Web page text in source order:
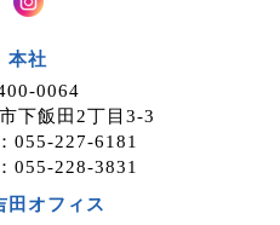
報を、ホームページを
ティングサービス事業
合がありますが、委託
社が運用する個人情報
システムにより管理し
本社
0064
下飯田2丁目3-3
055-227-6181
055-228-3831
田オフィス